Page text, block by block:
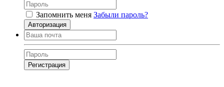
Запомнить меня Забыли пароль?
Авторизация
Регистрация